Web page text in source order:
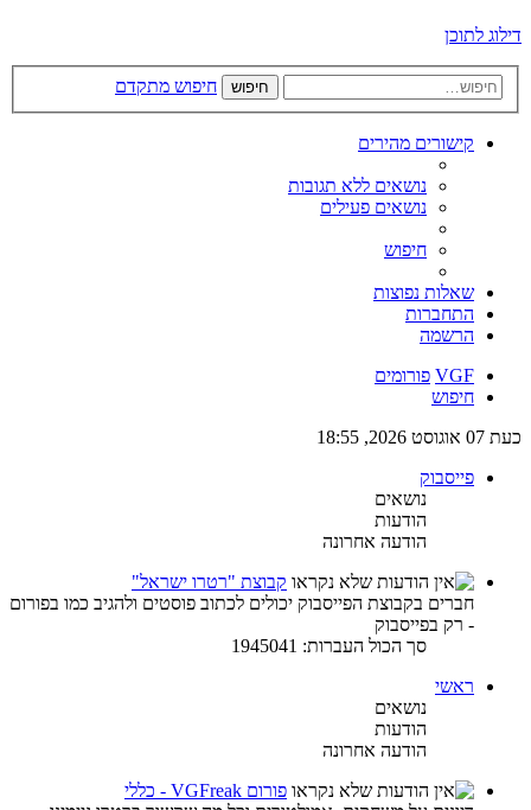
דילוג לתוכן
חיפוש חיפוש מתקדם
קישורים מהירים
נושאים ללא תגובות
נושאים פעילים
חיפוש
שאלות נפוצות
התחברות
הרשמה
VGF פורומים
חיפוש
כעת 07 אוגוסט 2026, 18:55
פייסבוק
נושאים
הודעות
הודעה אחרונה
קבוצת "רטרו ישראל"
חברים בקבוצת הפייסבוק יכולים לכתוב פוסטים ולהגיב כמו בפורום
- רק בפייסבוק
סך הכול העברות: 1945041
ראשי
נושאים
הודעות
הודעה אחרונה
פורום VGFreak - כללי